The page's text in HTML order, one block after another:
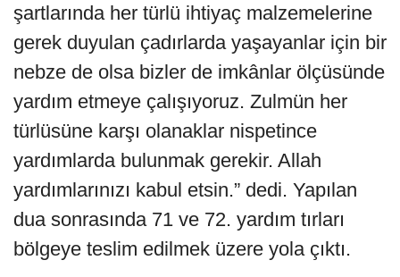
şartlarında her türlü ihtiyaç malzemelerine
gerek duyulan çadırlarda yaşayanlar için bir
nebze de olsa bizler de imkânlar ölçüsünde
yardım etmeye çalışıyoruz. Zulmün her
türlüsüne karşı olanaklar nispetince
yardımlarda bulunmak gerekir. Allah
yardımlarınızı kabul etsin.” dedi. Yapılan
dua sonrasında 71 ve 72. yardım tırları
bölgeye teslim edilmek üzere yola çıktı.